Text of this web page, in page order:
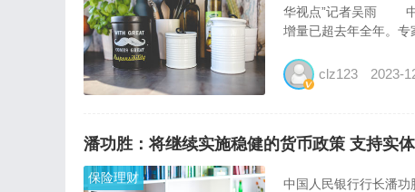
华视点”记者吴雨 中
增量已超去年全年。专
clz123 2023-
潘功胜：将继续实施稳健的货币政策 支持实
保险理财
中国人民银行行长潘